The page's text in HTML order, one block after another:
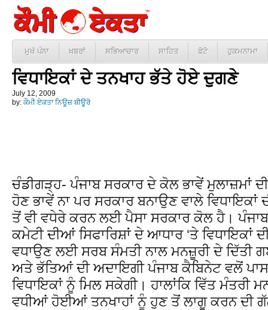
ਮੁਖੱ ਪੰਨਾ ਖ਼ਬਰਾਂ ਸਭਿਆਚਾਰ ਸਾਹਿਤ ਫੋਟੋ ਹੁਕਮਨਾਮਾ
ਵਿਧਾਇਕਾਂ ਦੇ ਤਨਖਾਹ ਭੱਤੇ ਹੋਏ ਦੁਗਣੇ
July 12, 2009
by: ਕੌਮੀ ਏਕਤਾ ਨਿਊਜ਼ ਬੀਊਰੋ
ਚੰਡੀਗੜ੍ਹ- ਪੰਜਾਬ ਸਰਕਾਰ ਦੇ ਕੋਲ ਭਾਵੇਂ
ਹੋਣ ਭਾਵੇਂ ਨਾ ਪਰ ਸਰਕਾਰ ਬਨਾਉਣ ਵਾਲੇ
ਤੋਂ ਵੀ ਵਧੇਰੇ ਕਰਨ ਲਈ ਪੈਸਾ ਸਰਕਾਰ ਕੋਲ ਹੈ।
ਕਮੇਟੀ ਦੀਆਂ ਸਿਫਾਰਿਸ਼ਾਂ ਦੇ ਆਧਾਰ ‘ਤੇ ਵਿਧਾਇਕਾਂ
ਵਧਾਉਣ ਲਈ ਸਰਬ ਸੰਮਤੀ ਨਾਲ ਮਨਜ਼ੂਰੀ ਦੇ ਦਿੱਤੀ
ਅਤੇ ਭੱਤਿਆਂ ਦੀ ਅਦਾਇਗੀ ਪੰਜਾਬ ਕੈਬਿਨੇਟ ਵਲੋਂ
ਵਿਧਾਇਕਾਂ ਨੂੰ ਮਿਲ ਸਕੇਗੀ। ਹਾਲਾਂਕਿ ਵਿੱਤ ਮੰਤਰੀ
ਵਧੀਆਂ ਹੋਈਆਂ ਤਨਖਾਹਾਂ ਨੂੰ ਹੁਣ ਤੋਂ ਲਾਗੂ ਕਰਨ ਦੀ